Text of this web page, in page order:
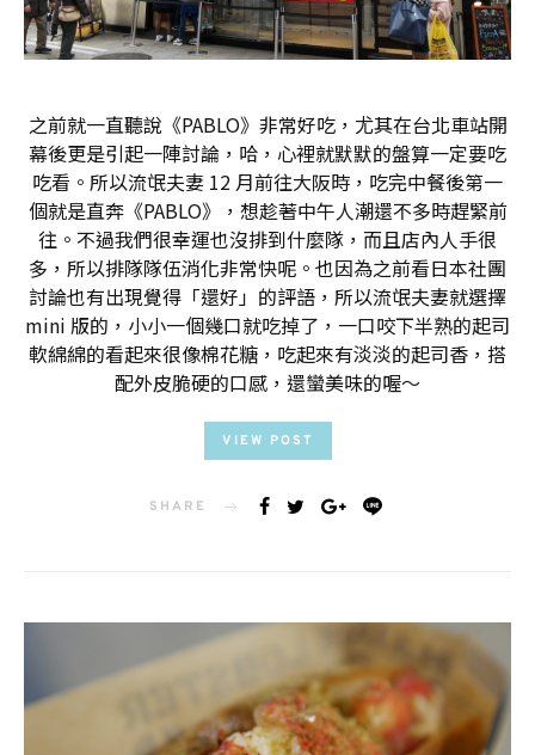
之前就一直聽說《PABLO》非常好吃，尤其在台北車站開
幕後更是引起一陣討論，哈，心裡就默默的盤算一定要吃
吃看。所以流氓夫妻 12 月前往大阪時，吃完中餐後第一
個就是直奔《PABLO》，想趁著中午人潮還不多時趕緊前
往。不過我們很幸運也沒排到什麼隊，而且店內人手很
多，所以排隊隊伍消化非常快呢。也因為之前看日本社團
討論也有出現覺得「還好」的評語，所以流氓夫妻就選擇
mini 版的，小小一個幾口就吃掉了，一口咬下半熟的起司
軟綿綿的看起來很像棉花糖，吃起來有淡淡的起司香，搭
配外皮脆硬的口感，還蠻美味的喔～
VIEW POST
SHARE